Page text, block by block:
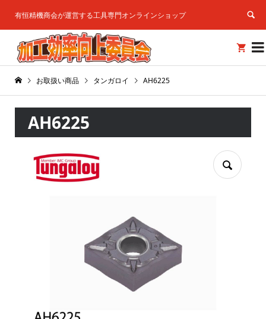
有恒精機商会が運営する工具専門オンラインショップ

お取扱い商品 タンガロイ AH6225
AH6225